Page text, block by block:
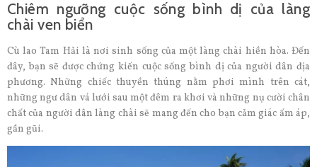
Chiêm ngưỡng cuộc sống bình dị của làng
chài ven biển
Cù lao Tam Hải là nơi sinh sống của một làng chài hiền hòa. Đến
đây, bạn sẽ được chứng kiến cuộc sống bình dị của người dân địa
phương. Những chiếc thuyền thúng nằm phơi mình trên cát,
những ngư dân vá lưới sau một đêm ra khơi và những nụ cười chân
chất của người dân làng chài sẽ mang đến cho bạn cảm giác ấm áp,
gần gũi.